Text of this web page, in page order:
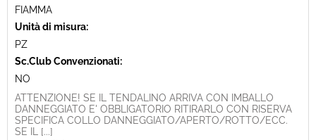
FIAMMA
Unità di misura:
PZ
Sc.Club Convenzionati:
NO
ATTENZIONE! SE IL TENDALINO ARRIVA CON IMBALLO
DANNEGGIATO E' OBBLIGATORIO RITIRARLO CON RISERVA
SPECIFICA COLLO DANNEGGIATO/APERTO/ROTTO/ECC.
SE IL [...]